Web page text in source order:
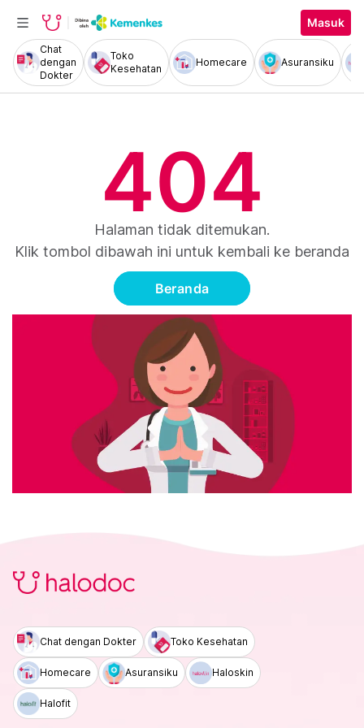
Masuk
Chat
dengan
Dokter
Toko
Kesehatan
Homecare Asuransiku
404
Halaman tidak ditemukan.
Klik tombol dibawah ini untuk kembali ke beranda
Beranda
Chat dengan Dokter Toko Kesehatan
Homecare Asuransiku Haloskin
Halofit